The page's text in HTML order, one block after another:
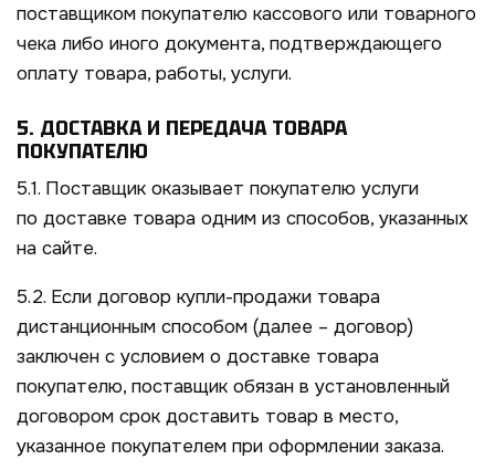
поставщиком покупателю кассового или товарного
чека либо иного документа, подтверждающего
оплату товара, работы, услуги.
5. ДОСТАВКА И ПЕРЕДАЧА ТОВАРА
ПОКУПАТЕЛЮ
5.1. Поставщик оказывает покупателю услуги
по доставке товара одним из способов, указанных
на сайте.
5.2. Если договор купли-продажи товара
дистанционным способом (далее – договор)
заключен с условием о доставке товара
покупателю, поставщик обязан в установленный
договором срок доставить товар в место,
указанное покупателем при оформлении заказа.